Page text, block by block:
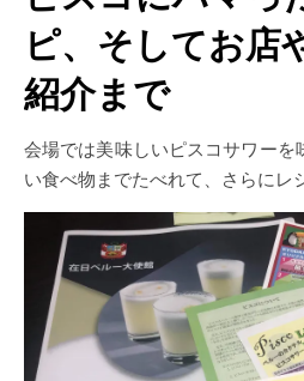
ピ、そしてお店
紹介まで
会場では美味しいピスコサワーを
い食べ物までたべれて、さらにレ